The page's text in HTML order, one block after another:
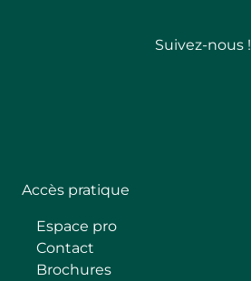
Suivez-nous !
Accès pratique
Espace pro
Contact
Brochures